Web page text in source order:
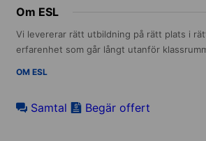
Om ESL
Vi levererar rätt utbildning på rätt plats i
erfarenhet som går långt utanför
OM ESL
Samtal Begär offert